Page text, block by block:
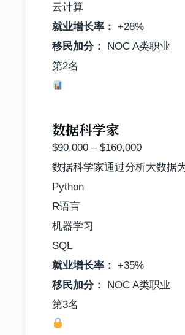
云计算
就业增长率： +28%
移民加分：
NOC A类职业
第2名
数据科学家
$90,000 – $160,000
数据科学家通过分析大数据
Python
R语言
机器学习
SQL
就业增长率： +35%
移民加分：
NOC A类职业
第3名